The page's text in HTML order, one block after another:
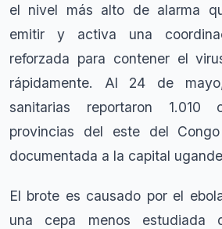
el nivel más alto de alarma
emitir y activa una
reforzada para contener el
rápidamente. Al 24 de
sanitarias reportaron 1.010
provincias del este del
documentada a la capital
El brote es causado por el
una cepa menos estudiada